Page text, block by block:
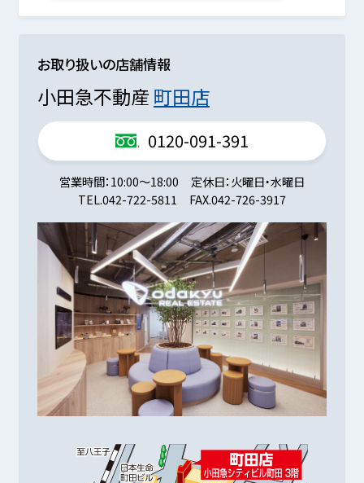
お取り扱いの店舗情報
小田急不動産 町田店
0120-091-391
営業時間 10:00～18:00 定休日 火曜日・水曜日
TEL.042-722-5811 FAX.042-726-3917